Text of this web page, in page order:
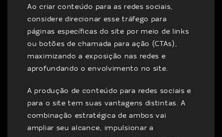
Ao criar conteúdo para as redes sociais,
considere direcionar esse tráfego para
páginas específicas do site por meio de links
ou botões de chamada para ação (CTAs),
maximizando a exposição nas redes e
aprofundando o envolvimento no site.
A produção de conteúdo para redes sociais e
para o site tem suas vantagens distintas. A
combinação estratégica de ambos vai
ampliar seu alcance, impulsionar a